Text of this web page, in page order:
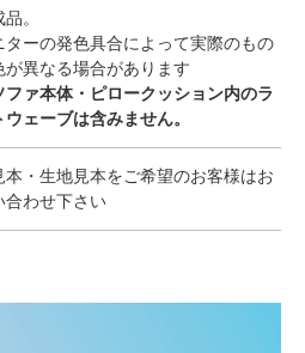
。
ターの発色具合によって実際のもの
が異なる場合があります
ァ本体・ピロークッション内のラ
ウェーブは含みません。
本・生地見本をご希望のお客様はお
合わせ下さい